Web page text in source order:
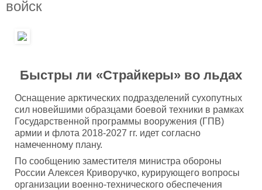
войск
Быстры ли «Страйкеры» во льдах
Оснащение арктических подразделений сухопутных
сил новейшими образцами боевой техники в рамках
Государственной программы вооружения (ГПВ)
армии и флота 2018-2027 гг. идет согласно
намеченному плану.
По сообщению заместителя министра обороны
России Алексея Криворучко, курирующего вопросы
организации военно-технического обеспечения